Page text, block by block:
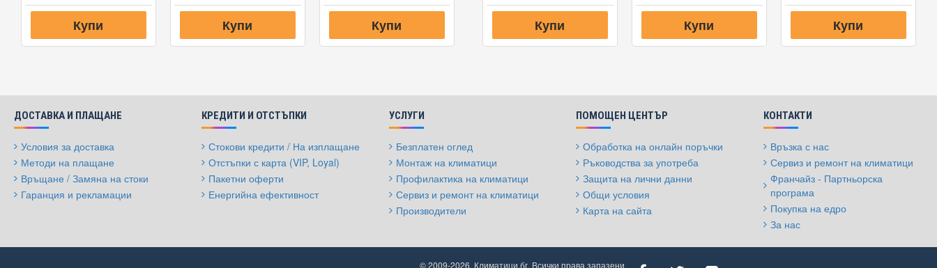
Купи Купи Купи Купи Купи Купи
ДОСТАВКА И ПЛАЩАНЕ
Условия за доставка
Методи на плащане
Връщане / Замяна на стоки
Гаранция и рекламации
КРЕДИТИ И ОТСТЪПКИ
Стокови кредити / На изплащане
Отстъпки с карта (VIP, Loyal)
Пакетни оферти
Енергийна ефективност
УСЛУГИ
Безплатен оглед
Монтаж на климатици
Профилактика на климатици
Сервиз и ремонт на климатици
Производители
ПОМОЩЕН ЦЕНТЪР
Обработка на онлайн поръчки
Ръководства за употреба
Защита на лични данни
Общи условия
Карта на сайта
КОНТАКТИ
Връзка с нас
Сервиз и ремонт на климатици
Франчайз - Партньорска
програма
Покупка на едро
За нас
© 2009-2026, Климатици.бг, Всички права запазени